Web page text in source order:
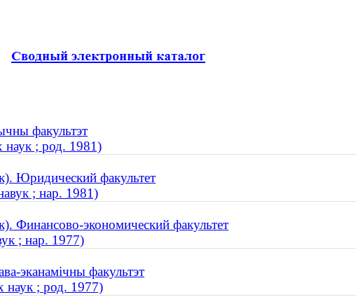
факультэт
наук ; род. 1981)
Юридический факультет
; нар. 1981)
Финансово-экономический факультет
; нар. 1977)
эканамічны факультэт
наук ; род. 1977)